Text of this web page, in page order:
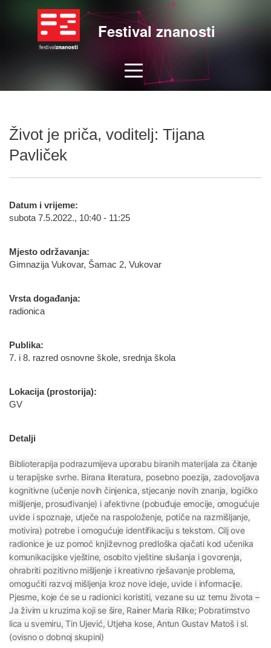
Festival znanosti
Život je priča, voditelj: Tijana
Pavliček
Datum i vrijeme:
subota 7.5.2022., 10:40 - 11:25
Mjesto održavanja:
Gimnazija Vukovar, Šamac 2, Vukovar
Vrsta događanja:
radionica
Publika:
7. i 8. razred osnovne škole, srednja škola
Lokacija (prostorija):
GV
Detalji
Biblioterapija podrazumijeva uporabu biranih materijala za čitanje
u terapijske svrhe. Birana literatura, posebno poezija, zadovoljava
kognitivne (učenje novih činjenica, stjecanje novih znanja, logičko
mišljenje, prosuđivanje) i afektivne (pobuđuje emocije, omogućuje
uvide i spoznaje, utječe na raspoloženje, potiče na razmišljanje,
motivira) potrebe i omogućuje identifikaciju s tekstom. Cilj ove
radionice je uz pomoć književnog predloška ojačati kod učenika
komunikacijske vještine, osobito vještine slušanja i govorenja,
ohrabriti pozitivno mišljenje i kreativno rješavanje problema,
omogućiti razvoj mišljenja kroz nove ideje, uvide i informacije.
Pjesme, koje će se u radionici koristiti, vezane su uz temu života –
Ja živim u kruzima koji se šire, Rainer Maria Rilke; Pobratimstvo
lica u svemiru, Tin Ujević, Utjeha kose, Antun Gustav Matoš i sl.
(ovisno o dobnoj skupini)